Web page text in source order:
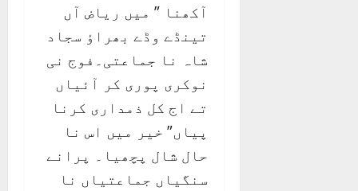
آکھنا ” میں ریاض آں
تینڈے وڈے بھراؤ سجاد
شاہ نا جماعتی۔فوج نی
نوکری پوری کر آئیاں
تے اج کل ذمداری کرنا
پیاں” خیر میں اس نا
حال شال پچھیا۔ پرانے
سنگیاں جماعتیاں نا